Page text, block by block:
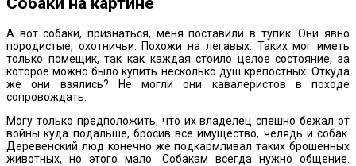
А вот собаки, признаться, меня поставили в тупик. Они явно
породистые, охотничьи. Похожи на легавых. Таких мог иметь
только помещик, так как каждая стоило целое состояние, за
которое можно было купить несколько душ крепостных. Откуда
же они взялись? Не могли они кавалеристов в походе
сопровождать.
Могу только предположить, что их владелец спешно бежал от
войны куда подальше, бросив все имущество, челядь и собак.
Деревенский люд конечно же подкармливал таких брошенных
животных, но этого мало. Собакам всегда нужно общение.